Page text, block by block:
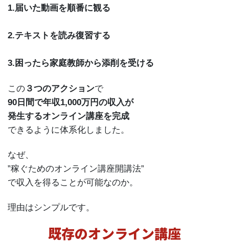
1.届いた動画を順番に観る
2.テキストを読み復習する
3.困ったら家庭教師から添削を受ける
この ３つのアクションで
90日間で年収1,000万円の収入が
発生するオンライン講座を完成
できるように体系化しました。
なぜ、
”稼ぐためのオンライン講座開講法”
で収入を得ることが可能なのか。
理由はシンプルです。
既存のオンライン講座